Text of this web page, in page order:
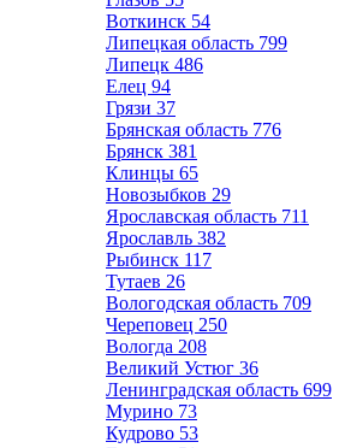
Воткинск 54
Липецкая область 799
Липецк 486
Елец 94
Грязи 37
Брянская область 776
Брянск 381
Клинцы 65
Новозыбков 29
Ярославская область 711
Ярославль 382
Рыбинск 117
Тутаев 26
Вологодская область 709
Череповец 250
Вологда 208
Великий Устюг 36
Ленинградская область 699
Мурино 73
Кудрово 53